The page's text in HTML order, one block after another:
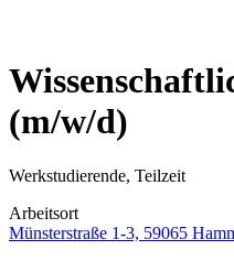
(m/w/d)
Werkstudierende, Teilzeit
Arbeitsort
Münsterstraße 1-3, 59065